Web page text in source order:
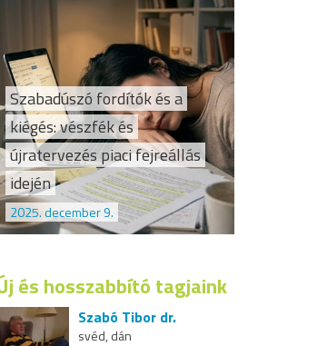
Szabadúszó fordítók és a
kiégés: vészfék és
újratervezés piaci fejreállás
idején
2025. december 9.
és hosszabbító tagjaink
Szabó Tibor dr.
svéd, dán